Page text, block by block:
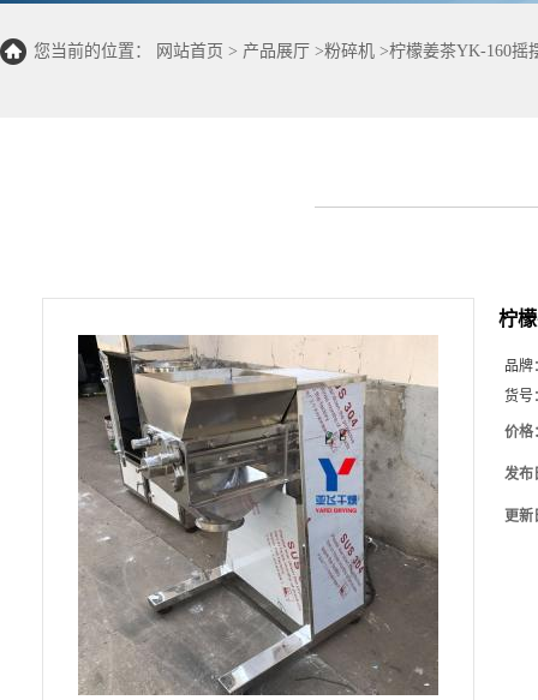
您当前的位置： 网站首页 > 产品展厅 >粉碎机 >柠檬姜茶YK-160摇
柠
品牌
货号
价格
发布
更新